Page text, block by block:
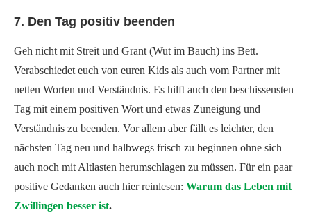
7. Den Tag positiv beenden
Geh nicht mit Streit und Grant (Wut im Bauch) ins Bett.
Verabschiedet euch von euren Kids als auch vom Partner mit
netten Worten und Verständnis. Es hilft auch den beschissensten
Tag mit einem positiven Wort und etwas Zuneigung und
Verständnis zu beenden. Vor allem aber fällt es leichter, den
nächsten Tag neu und halbwegs frisch zu beginnen ohne sich
auch noch mit Altlasten herumschlagen zu müssen. Für ein paar
positive Gedanken auch hier reinlesen: Warum das Leben mit
Zwillingen besser ist.